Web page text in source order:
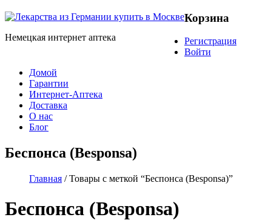
Немецкая интернет аптека
Корзина
Регистрация
Войти
Домой
Гарантии
Интернет-Аптека
Доставка
О нас
Блог
Беспонса (Besponsa)
Главная / Товары с меткой “Беспонса (Besponsa)”
Беспонса (Besponsa)